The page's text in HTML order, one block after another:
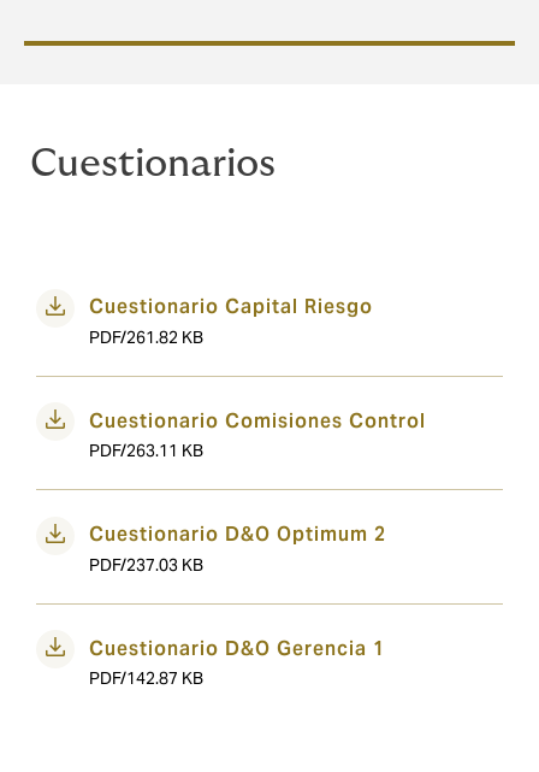
Cuestionarios
Cuestionario Capital Riesgo
PDF/261.82 KB
Cuestionario Comisiones Control
PDF/263.11 KB
Cuestionario D&O Optimum 2
PDF/237.03 KB
Cuestionario D&O Gerencia 1
PDF/142.87 KB